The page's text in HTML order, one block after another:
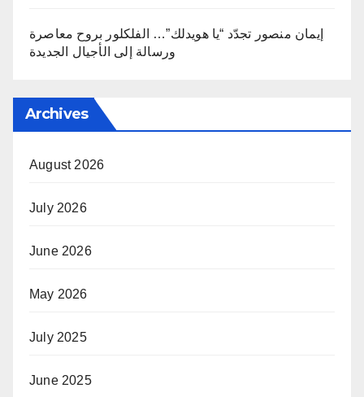
إيمان منصور تجدّد “يا هويدلك”… الفلكلور بروح معاصرة
ورسالة إلى الأجيال الجديدة
Archives
August 2026
July 2026
June 2026
May 2026
July 2025
June 2025